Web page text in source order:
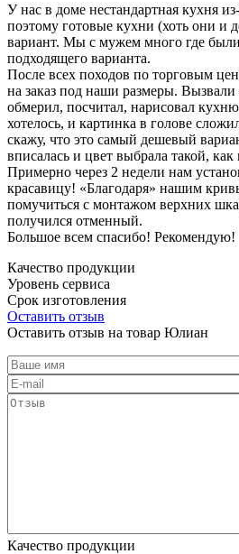
У нас в доме нестандартная кухня
поэтому готовые кухни (хоть они и
вариант. Мы с мужем много где
подходящего варианта.
После всех походов по торговым
на заказ под наши размеры.
обмерил, посчитал, нарисовал
хотелось, и картинка в голове
скажу, что это самый дешевый
вписалась и цвет выбрала такой, как
Примерно через 2 недели нам
красавицу! «Благодаря» нашим
помучиться с монтажом верхних
получился отменный.
Большое всем спасибо! Рекомендую!
Качество продукции
Уровень сервиса
Срок изготовления
Оставить отзыв
Оставить отзыв на товар Юлиан
Качество продукции